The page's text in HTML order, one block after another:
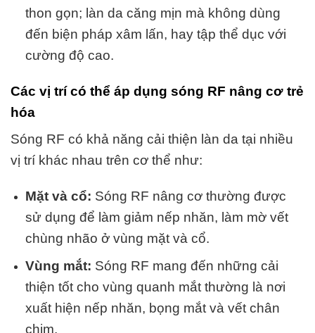
thon gọn; làn da căng mịn mà không dùng
đến biện pháp xâm lấn, hay tập thể dục với
cường độ cao.
Các vị trí có thể áp dụng sóng RF nâng cơ trẻ
hóa
Sóng RF có khả năng cải thiện làn da tại nhiều
vị trí khác nhau trên cơ thể như:
Mặt và cổ: Sóng RF nâng cơ thường được
sử dụng để làm giảm nếp nhăn, làm mờ vết
chùng nhão ở vùng mặt và cổ.
Vùng mắt: Sóng RF mang đến những cải
thiện tốt cho vùng quanh mắt thường là nơi
xuất hiện nếp nhăn, bọng mắt và vết chân
chim.